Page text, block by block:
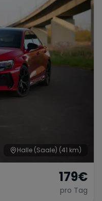
Halle (Saale) (41 km)
179€
pro Tag